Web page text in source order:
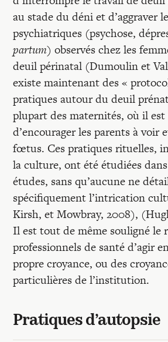
au stade du déni et d’aggraver
psychiatriques (psychose,
partum) observés chez les
deuil périnatal (Dumoulin et
existe maintenant des «
pratiques autour du deuil
plupart des maternités, où il
d’encourager les parents à voir
fœtus. Ces pratiques rituelles,
la culture, ont été étudiées
études, sans qu’aucune ne
spécifiquement l’intrication
Kirsh, et Mowbray, 2008),
Il est tout de même souligné le
professionnels de santé d’agir
propre croyance, ou des
particulières de l’institution.
Pratiques d’autopsie